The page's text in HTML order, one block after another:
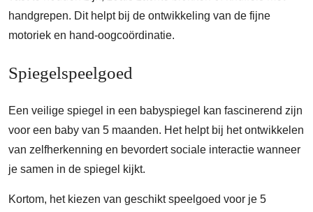
handgrepen. Dit helpt bij de ontwikkeling van de fijne
motoriek en hand-oogcoördinatie.
Spiegelspeelgoed
Een veilige spiegel in een babyspiegel kan fascinerend zijn
voor een baby van 5 maanden. Het helpt bij het ontwikkelen
van zelfherkenning en bevordert sociale interactie wanneer
je samen in de spiegel kijkt.
Kortom, het kiezen van geschikt speelgoed voor je 5